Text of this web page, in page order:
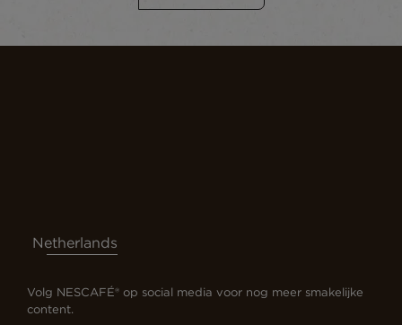
Netherlands
Volg NESCAFÉ® op social media voor nog meer smakelijke
content.